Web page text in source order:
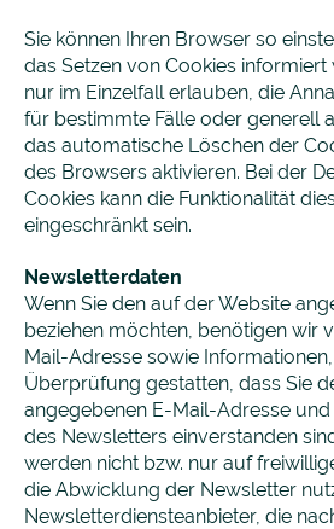
Sie können Ihren Browser so
das Setzen von Cookies
nur im Einzelfall erlauben, die
für bestimmte Fälle oder generell
das automatische Löschen der
des Browsers aktivieren. Bei der
Cookies kann die Funktionalität
eingeschränkt sein.
Newsletter­daten
Wenn Sie den auf der Website
beziehen möchten, benötigen wir
Mail-Adresse sowie
Überprüfung gestatten, dass Sie
angegebenen E-Mail-Adresse
des Newsletters einverstanden
werden nicht bzw. nur auf
die Abwicklung der Newsletter
Newsletterdiensteanbieter, die